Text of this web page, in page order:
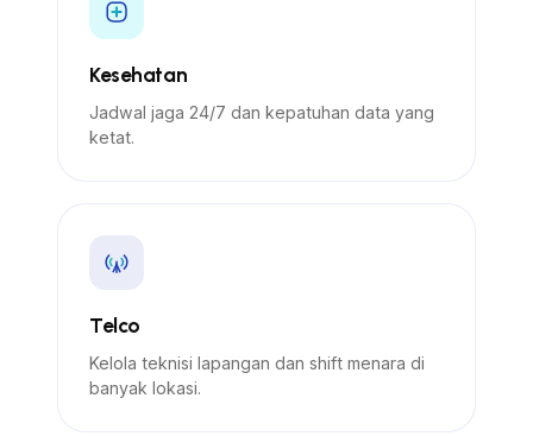
Kesehatan
Jadwal jaga 24/7 dan kepatuhan data yang
ketat.
Telco
Kelola teknisi lapangan dan shift menara di
banyak lokasi.